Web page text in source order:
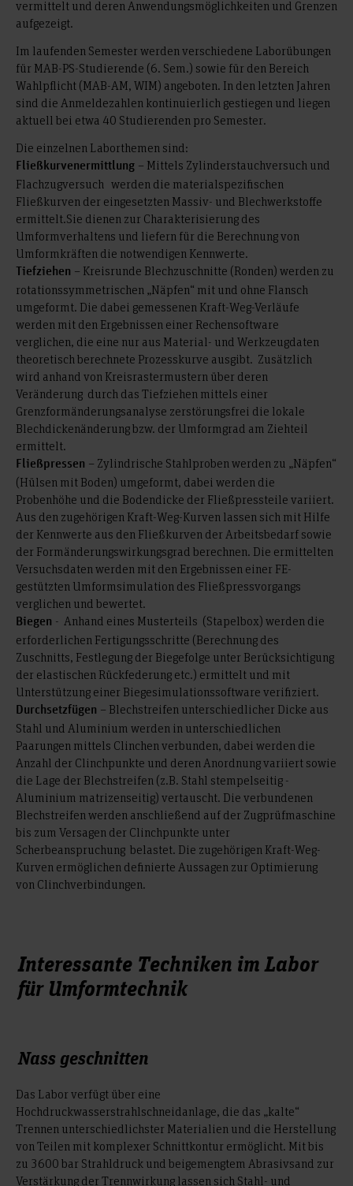
vermittelt und deren Anwendungsmöglichkeiten und Grenzen
aufgezeigt.
Im laufenden Semester werden verschiedene Laborübungen
für MAB-PS-Studierende (6. Sem.) sowie für den Bereich
Wahlpflicht (MAB-AM, WIM) angeboten. In den letzten Jahren
sind die Anmeldezahlen kontinuierlich gestiegen und liegen
aktuell bei etwa 40 Studierenden pro Semester.
Die einzelnen Laborthemen sind:
Fließkurvenermittlung – Mittels Zylinderstauchversuch und
Flachzugversuch werden die materialspezifischen
Fließkurven der eingesetzten Massiv- und Blechwerkstoffe
ermittelt.Sie dienen zur Charakterisierung des
Umformverhaltens und liefern für die Berechnung von
Umformkräften die notwendigen Kennwerte.
Tiefziehen – Kreisrunde Blechzuschnitte (Ronden) werden zu
rotationssymmetrischen „Näpfen“ mit und ohne Flansch
umgeformt. Die dabei gemessenen Kraft-Weg-Verläufe
werden mit den Ergebnissen einer Rechensoftware
verglichen, die eine nur aus Material- und Werkzeugdaten
theoretisch berechnete Prozesskurve ausgibt. Zusätzlich
wird anhand von Kreisrastermustern über deren
Veränderung durch das Tiefziehen mittels einer
Grenzformänderungsanalyse zerstörungsfrei die lokale
Blechdickenänderung bzw. der Umformgrad am Ziehteil
ermittelt.
Fließpressen – Zylindrische Stahlproben werden zu „Näpfen“
(Hülsen mit Boden) umgeformt, dabei werden die
Probenhöhe und die Bodendicke der Fließpressteile variiert.
Aus den zugehörigen Kraft-Weg-Kurven lassen sich mit Hilfe
der Kennwerte aus den Fließkurven der Arbeitsbedarf sowie
der Formänderungswirkungsgrad berechnen. Die ermittelten
Versuchsdaten werden mit den Ergebnissen einer FE-
gestützten Umformsimulation des Fließpressvorgangs
verglichen und bewertet.
Biegen - Anhand eines Musterteils (Stapelbox) werden die
erforderlichen Fertigungsschritte (Berechnung des
Zuschnitts, Festlegung der Biegefolge unter Berücksichtigung
der elastischen Rückfederung etc.) ermittelt und mit
Unterstützung einer Biegesimulationssoftware verifiziert.
Durchsetzfügen – Blechstreifen unterschiedlicher Dicke aus
Stahl und Aluminium werden in unterschiedlichen
Paarungen mittels Clinchen verbunden, dabei werden die
Anzahl der Clinchpunkte und deren Anordnung variiert sowie
die Lage der Blechstreifen (z.B. Stahl stempelseitig -
Aluminium matrizenseitig) vertauscht. Die verbundenen
Blechstreifen werden anschließend auf der Zugprüfmaschine
bis zum Versagen der Clinchpunkte unter
Scherbeanspruchung belastet. Die zugehörigen Kraft-Weg-
Kurven ermöglichen definierte Aussagen zur Optimierung
von Clinchverbindungen.
Interessante Techniken im Labor
für Umformtechnik
Nass geschnitten
Das Labor verfügt über eine
Hochdruckwasserstrahlschneidanlage, die das „kalte“
Trennen unterschiedlichster Materialien und die Herstellung
von Teilen mit komplexer Schnittkontur ermöglicht. Mit bis
zu 3600 bar Strahldruck und beigemengtem Abrasivsand zur
Verstärkung der Trennwirkung lassen sich Stahl- und